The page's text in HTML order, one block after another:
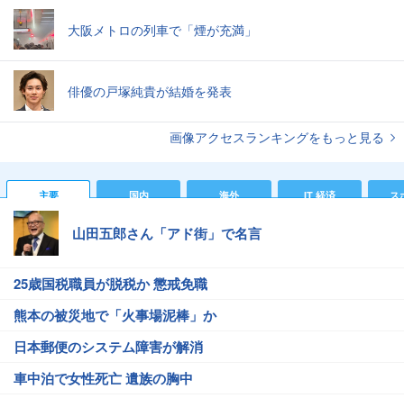
大阪メトロの列車で「煙が充満」
俳優の戸塚純貴が結婚を発表
画像アクセスランキングをもっと見る
主要 国内 海外 IT 経済 ス
山田五郎さん「アド街」で名言
25歳国税職員が脱税か 懲戒免職
熊本の被災地で「火事場泥棒」か
日本郵便のシステム障害が解消
車中泊で女性死亡 遺族の胸中